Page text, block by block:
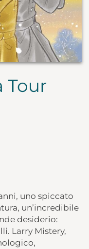
Tour
uno spiccato
un’incredibile
desiderio:
Larry Mistery,